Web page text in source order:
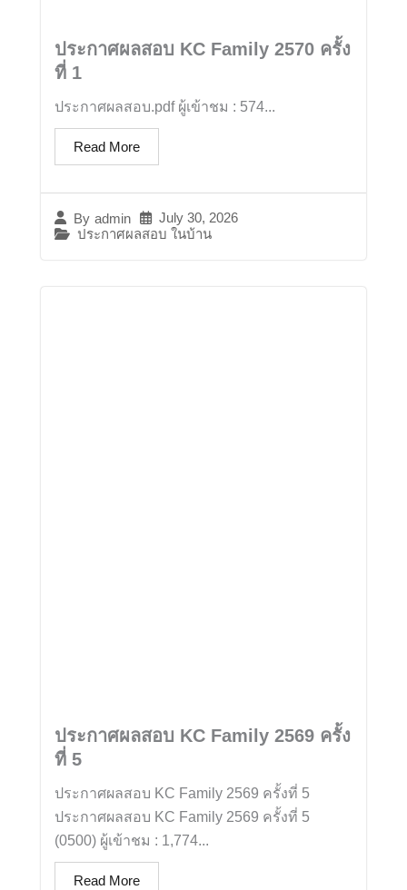
ประกาศผลสอบ KC Family 2570 ครั้ง
ที่ 1
By admin
July 30, 2026
ประกาศผลสอบ ในบ้าน
ประกาศผลสอบ.pdf ผู้เข้าชม : 574...
Read More
ประกาศผลสอบ KC Family 2569 ครั้ง
ที่ 5
ประกาศผลสอบ KC Family 2569 ครั้งที่ 5
ประกาศผลสอบ KC Family 2569 ครั้งที่ 5
(0500) ผู้เข้าชม : 1,774...
Read More